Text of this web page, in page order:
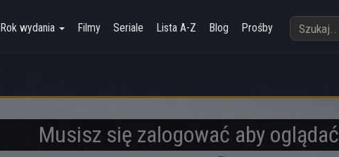
Rok wydania Filmy Seriale Lista A-Z Blog Prośby
Musisz się zalogować aby oglądać